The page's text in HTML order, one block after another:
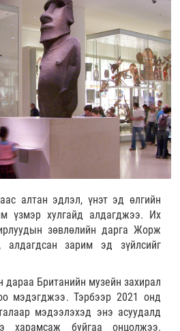
алтан эдлэл, үнэт эд өлгийн
үзмэр хулгайд алдагджээ. Их
зөвлөлийн дарга Жорж
алдагдсан зарим эд зүйлсийг
дараа Британийн музейн захирал
мэдэгджээ. Тэрбээр 2021 онд
мэдээлэхэд энэ асуудалд
харамсаж буйгаа онцолжээ.